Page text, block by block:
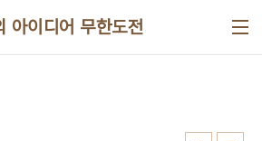
이디어 무한도전